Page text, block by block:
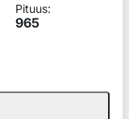
Pituus:
965